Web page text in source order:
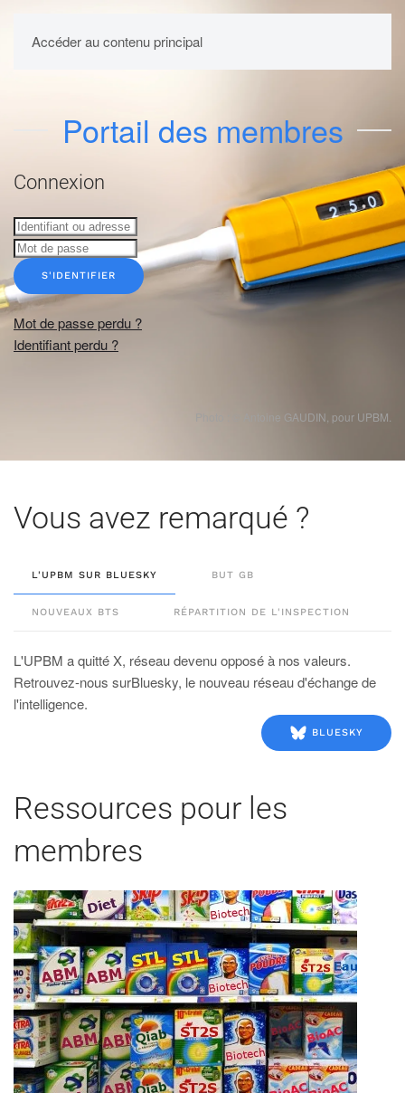
Accéder au contenu principal
UPBM
Portail des membres
Connexion
S'IDENTIFIER
Mot de passe perdu ?
Identifiant perdu ?
Photo : © Antoine GAUDIN, pour UPBM.
Vous avez remarqué ?
L'UPBM SUR BLUESKY BUT GB
NOUVEAUX BTS RÉPARTITION DE L'INSPECTION
L'UPBM a quitté X, réseau devenu opposé à nos valeurs.
Retrouvez-nous surBluesky, le nouveau réseau d'échange de
l'intelligence.
BLUESKY
Ressources pour les
membres